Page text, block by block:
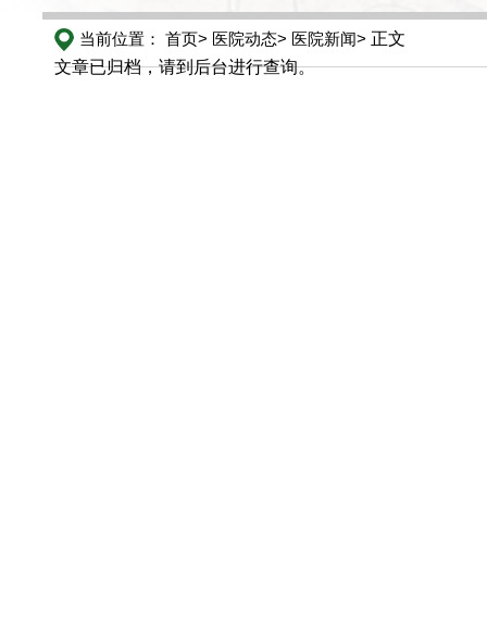
当前位置： 首页> 医院动态> 医院新闻> 正文
文章已归档，请到后台进行查询。